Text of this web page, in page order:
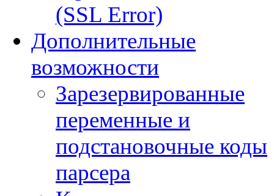
(SSL Error)
Дополнительные
возможности
Зарезервированные
переменные и
подстановочные коды
парсера